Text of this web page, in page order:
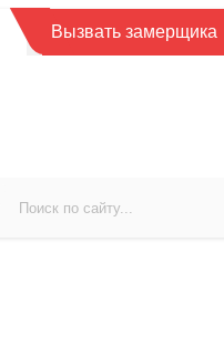
Вызвать замерщика